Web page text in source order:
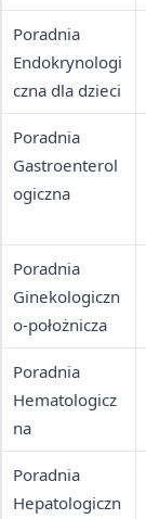
Poradnia
Endokrynologi
czna dla dzieci
Poradnia
Gastroenterol
ogiczna
Poradnia
Ginekologiczn
o-położnicza
Poradnia
Hematologicz
na
Poradnia
Hepatologiczn